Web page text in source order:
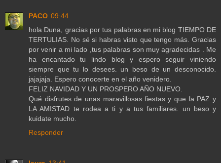
PACO 09:44
hola Duna, gracias por tus palabras en mi blog TIEMPO DE
TERTULIAS. No sé si habras visto que tengo más. Gracias
por venir a mi lado ,tus palabras son muy agradecidas . Me
ha encantado tu lindo blog y espero seguir viniendo
siempre que tu lo desees. un beso de un desconocido.
jajajaja. Espero conocerte en el año venidero.
FELIZ NAVIDAD Y UN PROSPERO AÑO NUEVO.
Qué disfrutes de unas maravillosas fiestas y que la PAZ y
LA AMISTAD te rodea a ti y a tus familiares. un beso y
kuidate mucho.
Responder